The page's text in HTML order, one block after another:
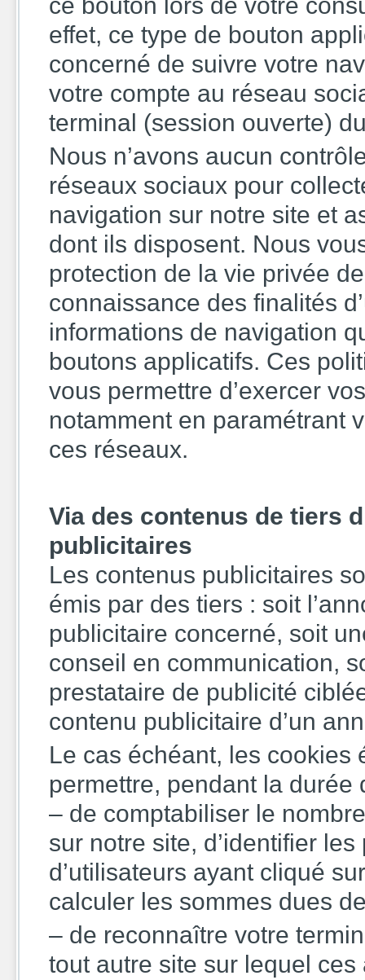
effet, ce type de bouton
concerné de suivre votre
votre compte au réseau
terminal (session ouverte)
Nous n’avons aucun
réseaux sociaux pour
navigation sur notre site et
dont ils disposent. Nous
protection de la vie privée
connaissance des finalités
informations de navigation
boutons applicatifs. Ces
vous permettre d’exercer
notamment en paramétrant
ces réseaux.
Via des contenus de tiers
publicitaires
Les contenus publicitaires
émis par des tiers : soit
publicitaire concerné, soit
conseil en communication,
prestataire de publicité
contenu publicitaire d’un
Le cas échéant, les cookies
permettre, pendant la
– de comptabiliser le
sur notre site, d’identifier
d’utilisateurs ayant cliqué
calculer les sommes dues
– de reconnaître votre
tout autre site sur lequel